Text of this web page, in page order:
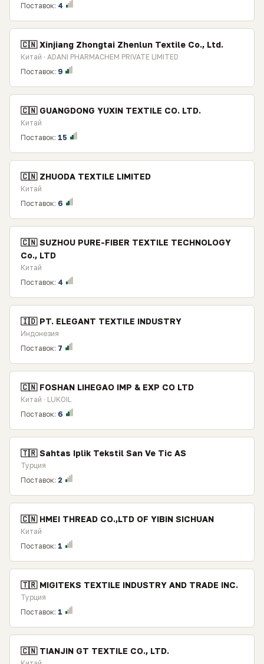
Поставок: 4
🇨🇳 Xinjiang Zhongtai Zhenlun Textile Co., Ltd.
Китай · ADANI PHARMACHEM PRIVATE LIMITED
Поставок: 9
🇨🇳 GUANGDONG YUXIN TEXTILE CO. LTD.
Китай
Поставок: 15
🇨🇳 ZHUODA TEXTILE LIMITED
Китай
Поставок: 6
🇨🇳 SUZHOU PURE-FIBER TEXTILE TECHNOLOGY
Co., LTD
Китай
Поставок: 4
🇮🇩 PT. ELEGANT TEXTILE INDUSTRY
Индонезия
Поставок: 7
🇨🇳 FOSHAN LIHEGAO IMP & EXP CO LTD
Китай · LUKOIL
Поставок: 6
🇹🇷 Sahtas Iplik Tekstil San Ve Tic AS
Турция
Поставок: 2
🇨🇳 HMEI THREAD CO.,LTD OF YIBIN SICHUAN
Китай
Поставок: 1
🇹🇷 MIGITEKS TEXTILE INDUSTRY AND TRADE INC.
Турция
Поставок: 1
🇨🇳 TIANJIN GT TEXTILE CO., LTD.